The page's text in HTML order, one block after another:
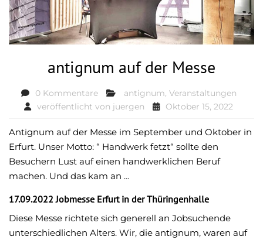
antignum auf der Messe
0 Kommentare antignum, Veranstaltungen
veröffentlicht von juergen Oktober 15, 2022
Antignum auf der Messe im September und Oktober in
Erfurt. Unser Motto: “ Handwerk fetzt“ sollte den
Besuchern Lust auf einen handwerklichen Beruf
machen. Und das kam an …
17.09.2022 Jobmesse Erfurt in der Thüringenhalle
Diese Messe richtete sich generell an Jobsuchende
unterschiedlichen Alters. Wir, die antignum, waren auf